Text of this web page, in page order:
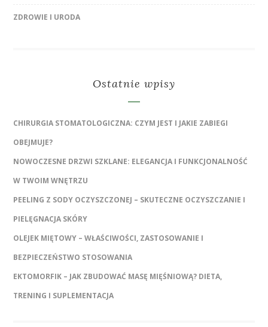
ZDROWIE I URODA
Ostatnie wpisy
CHIRURGIA STOMATOLOGICZNA: CZYM JEST I JAKIE ZABIEGI
OBEJMUJE?
NOWOCZESNE DRZWI SZKLANE: ELEGANCJA I FUNKCJONALNOŚĆ
W TWOIM WNĘTRZU
PEELING Z SODY OCZYSZCZONEJ – SKUTECZNE OCZYSZCZANIE I
PIELĘGNACJA SKÓRY
OLEJEK MIĘTOWY – WŁAŚCIWOŚCI, ZASTOSOWANIE I
BEZPIECZEŃSTWO STOSOWANIA
EKTOMORFIK – JAK ZBUDOWAĆ MASĘ MIĘŚNIOWĄ? DIETA,
TRENING I SUPLEMENTACJA